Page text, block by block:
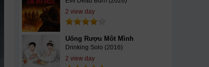
2 view day
Uống Rượu Môt Mình
Drinking Solo (2016)
2 view day